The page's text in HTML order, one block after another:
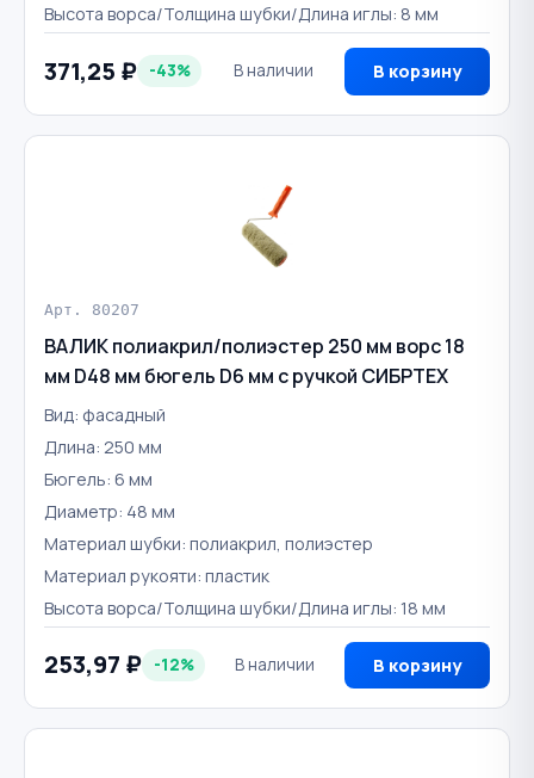
Высота ворса/Толщина шубки/Длина иглы: 8 мм
371,25 ₽ -43% В наличии В корзину
Арт. 80207
ВАЛИК полиакрил/полиэстер 250 мм ворс 18
мм D48 мм бюгель D6 мм с ручкой СИБРТЕХ
Вид: фасадный
Длина: 250 мм
Бюгель: 6 мм
Диаметр: 48 мм
Материал шубки: полиакрил, полиэстер
Материал рукояти: пластик
Высота ворса/Толщина шубки/Длина иглы: 18 мм
253,97 ₽ -12% В наличии В корзину